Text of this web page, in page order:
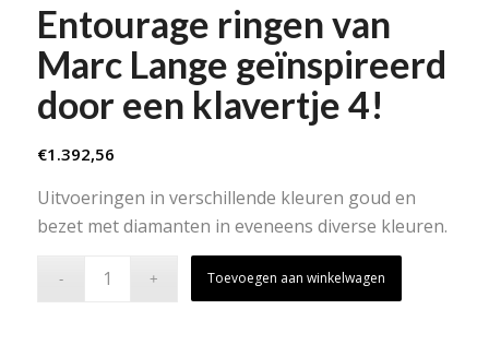
Entourage ringen van
Marc Lange geïnspireerd
door een klavertje 4!
€1.392,56
Uitvoeringen in verschillende kleuren goud en
bezet met diamanten in eveneens diverse kleuren.
Toevoegen aan winkelwagen